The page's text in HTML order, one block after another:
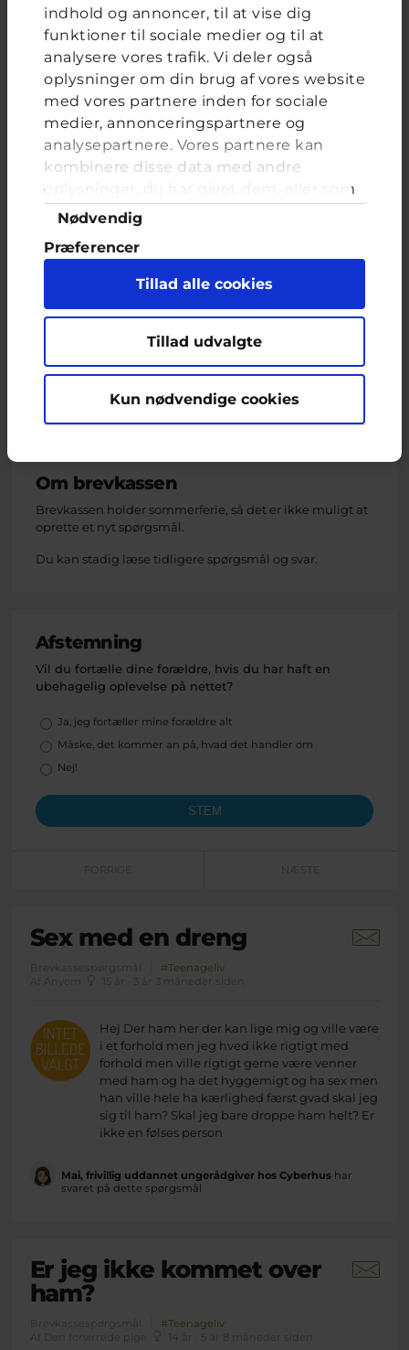
indhold og annoncer, til at vise dig
funktioner til sociale medier og til at
analysere vores trafik. Vi deler også
oplysninger om din brug af vores website
med vores partnere inden for sociale
medier, annonceringspartnere og
analysepartnere. Vores partnere kan
kombinere disse data med andre
oplysninger, du har givet dem, eller som
de har indsamlet fra din brug af deres
tjenester. Du samtykker til vores cookies,
hvis du fortsætter med at anvende vores
hjemmeside.
Samtykkevalg
Nødvendig
Præferencer
Marketing
Tillad alle cookies
Tillad udvalgte
Kun nødvendige cookies
Jeg håber, at der er noget i mit svar som har hjulpet dig
lidt. Og jeg håber meget, at dig og din veninde finder ud
af det, for det lyder som om I er rigtig tætte. Jeg kan godt
forstå du ikke vil miste hende. Jeg ønsker dig rigtig
meget held og lykke på din vej.
De bedste hilsner fra
Maiken
Relateret indhold
Om brevkassen
Brevkassen holder sommerferie, så det er ikke muligt at
oprette et nyt spørgsmål.
Du kan stadig læse tidligere spørgsmål og svar.
Afstemning
Vil du fortælle dine forældre, hvis du har haft en
ubehagelig oplevelse på nettet?
Valgmuligheder
Ja, jeg fortæller mine forældre alt
Måske, det kommer an på, hvad det handler om
Nej!
FORRIGE NÆSTE
Sex med en dreng
Brevkassespørgsmål
#Teenageliv
Af Anyom
15 år · 3 år 3 måneder siden
Hej Der ham her der kan lige mig og ville være
i et forhold men jeg hved ikke rigtigt med
forhold men ville rigtigt gerne være venner
med ham og ha det hyggemigt og ha sex men
han ville hele ha kærlighed færst gvad skal jeg
sig til ham? Skal jeg bare droppe ham helt? Er
ikke en følses person
Mai, frivillig uddannet ungerådgiver hos Cyberhushar
svaret på dette spørgsmål
Er jeg ikke kommet over
ham?
Brevkassespørgsmål
#Teenageliv
Af Den forvirrede pige
14 år · 5 år 8 måneder siden